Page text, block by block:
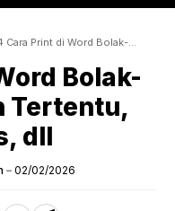
Cara Print di Word Bolak-
Bolak-
Tertentu,
dll
02/02/2026